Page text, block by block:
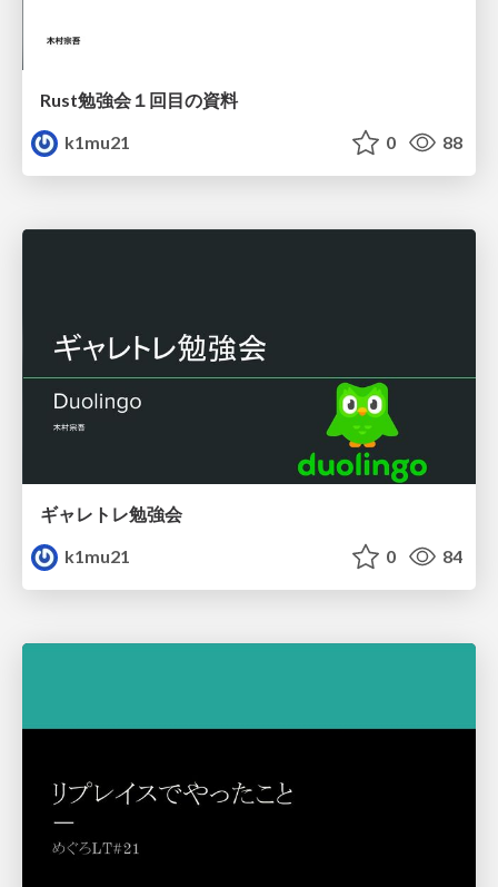
Rust勉強会１回目の資料
k1mu21
0 88
ギャレトレ勉強会
k1mu21
0 84